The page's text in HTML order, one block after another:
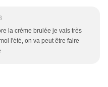
la crème brulée je vais très
l'été, on va peut être faire